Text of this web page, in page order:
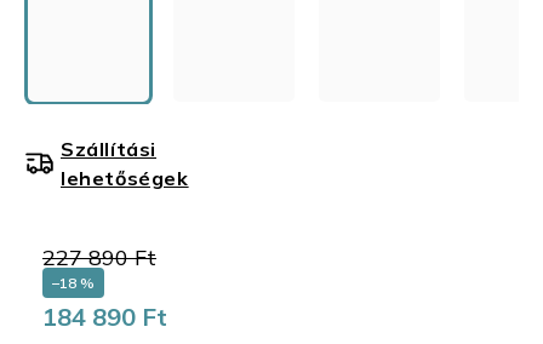
227 890 Ft
–18 %
184 890 Ft
Szállítási
lehetőségek